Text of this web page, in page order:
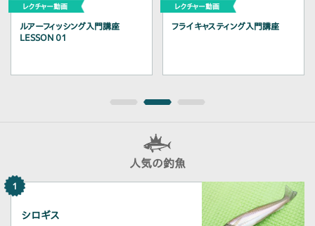
ルアーフィッシング入門講座
LESSON 01
フライキャスティング入門講座
人気の釣魚
1
シロギス